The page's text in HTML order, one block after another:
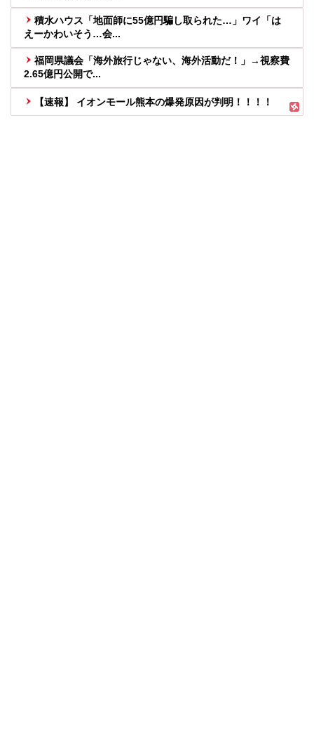
積水ハウス「地面師に55億円騙し取られた…」ワイ「は
えーかわいそう…会...
福岡県議会「海外旅行じゃない、海外活動だ！」→視察費
2.65億円公開で...
【速報】 イオンモール熊本の爆発原因が判明！！！！